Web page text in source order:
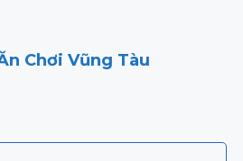
Chơi Vũng Tàu